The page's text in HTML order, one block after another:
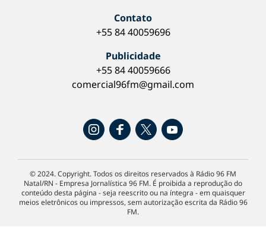
Contato
+55 84 40059696
Publicidade
+55 84 40059666
comercial96fm@gmail.com
© 2024. Copyright. Todos os direitos reservados à Rádio 96 FM
Natal/RN - Empresa Jornalística 96 FM. É proibida a reprodução do
conteúdo desta página - seja reescrito ou na íntegra - em quaisquer
meios eletrônicos ou impressos, sem autorização escrita da Rádio 96
FM.